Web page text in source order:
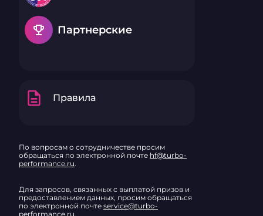
emoji_events Партнерские
description Правила
По вопросам о сотрудничестве просим
обращаться по электронной почте hf@turbo-
performance.ru.
Для запросов, связанных с выплатой призов и
предоставлением данных, просим обращаться
по электронной почте service@turbo-
performance.ru.